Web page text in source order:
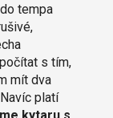
tempa
s tím,
mít dva
platí